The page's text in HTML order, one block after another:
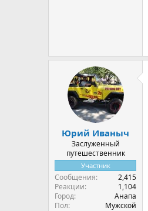
Юрий Иваныч
Заслуженный
путешественник
Участник
Сообщения
2,415
Реакции
1,104
Город
Анапа
Пол
Мужской